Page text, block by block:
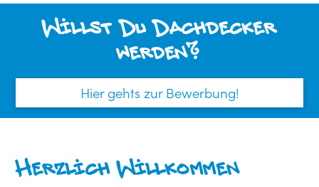
Willst Du Dachdecker
werden?
Hier gehts zur Bewerbung!
Herzlich Willkommen